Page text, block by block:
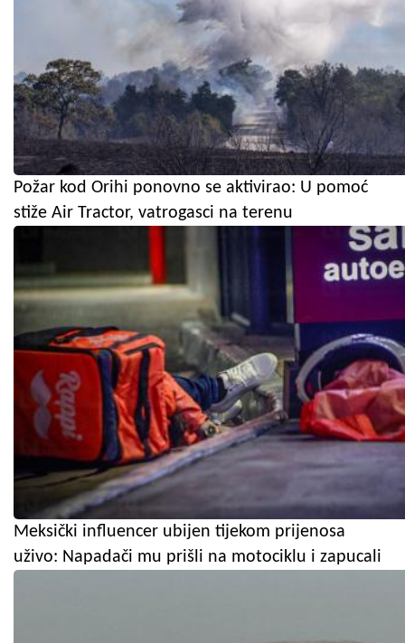
Požar kod Orihi ponovno se aktivirao: U pomoć
stiže Air Tractor, vatrogasci na terenu
Meksički influencer ubijen tijekom prijenosa
uživo: Napadači mu prišli na motociklu i zapucali